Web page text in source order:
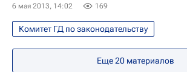
6 мая 2013, 14:02 169
Комитет ГД по законодательству
Общество
Жизнь без преград
Весь мир
Еще20 материалов